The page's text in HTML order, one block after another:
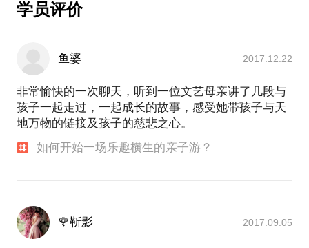
学员评价
鱼婆 2017.12.22
非常愉快的一次聊天，听到一位文艺母亲讲了几段与
孩子一起走过，一起成长的故事，感受她带孩子与天
地万物的链接及孩子的慈悲之心。
如何开始一场乐趣横生的亲子游？
🌹靳影 2017.09.05